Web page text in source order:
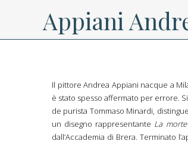
Appiani
Il pittore Andrea Appiani nacque a
è stato spesso affermato per errore.
de purista Tommaso Minardi,
un disegno rappresentante La
dall’Accademia di Brera. Terminato